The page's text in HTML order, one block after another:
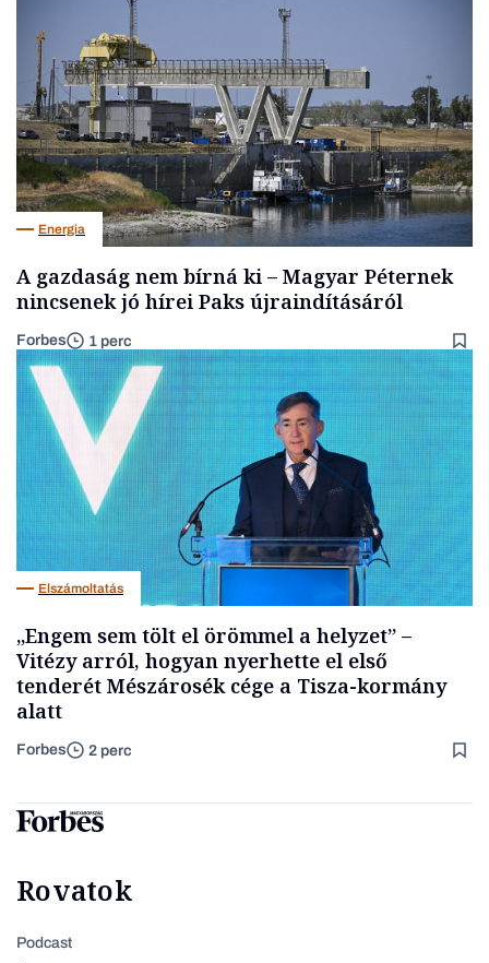
Energia
A gazdaság nem bírná ki – Magyar Péternek
nincsenek jó hírei Paks újraindításáról
Forbes 1 perc
Elszámoltatás
„Engem sem tölt el örömmel a helyzet” –
Vitézy arról, hogyan nyerhette el első
tenderét Mészárosék cége a Tisza-kormány
alatt
Forbes 2 perc
Rovatok
Podcast